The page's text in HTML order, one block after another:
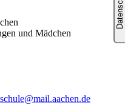
und Mädchen